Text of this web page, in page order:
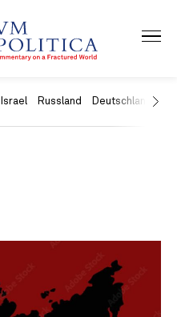
Israel Russland Deutschland